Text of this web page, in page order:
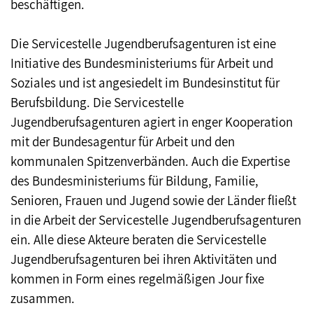
beschäftigen.
Die Servicestelle Jugendberufsagenturen ist eine
Initiative des Bundesministeriums für Arbeit und
Soziales und ist angesiedelt im Bundesinstitut für
Berufsbildung. Die Servicestelle
Jugendberufsagenturen agiert in enger Kooperation
mit der Bundesagentur für Arbeit und den
kommunalen Spitzenverbänden. Auch die Expertise
des Bundesministeriums für Bildung, Familie,
Senioren, Frauen und Jugend sowie der Länder fließt
in die Arbeit der Servicestelle Jugendberufsagenturen
ein. Alle diese Akteure beraten die Servicestelle
Jugendberufsagenturen bei ihren Aktivitäten und
kommen in Form eines regelmäßigen Jour fixe
zusammen.